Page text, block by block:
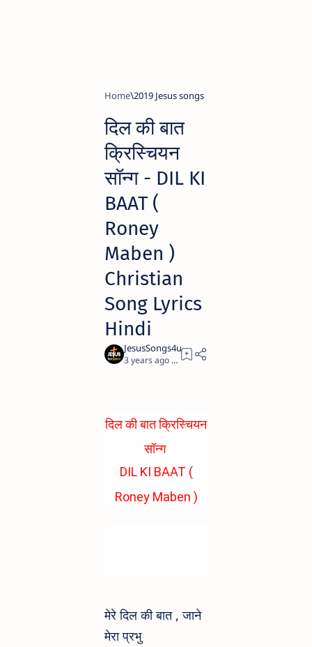
Home 2019 Jesus songs
दिल की बात
क्रिस्चियन
सॉन्ग - DIL KI
BAAT (
Roney
Maben )
Christian
Song Lyrics
Hindi
3 years ago 1
दिल की बात क्रिस्चियन
सॉन्ग
DIL KI BAAT (
Roney Maben )
Lyrics Hindi
मेरे दिल की बात , जाने
मेरा प्रभु